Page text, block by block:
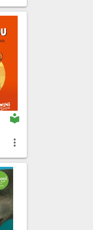
local_library
more_vert